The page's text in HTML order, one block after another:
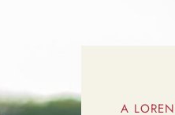
A